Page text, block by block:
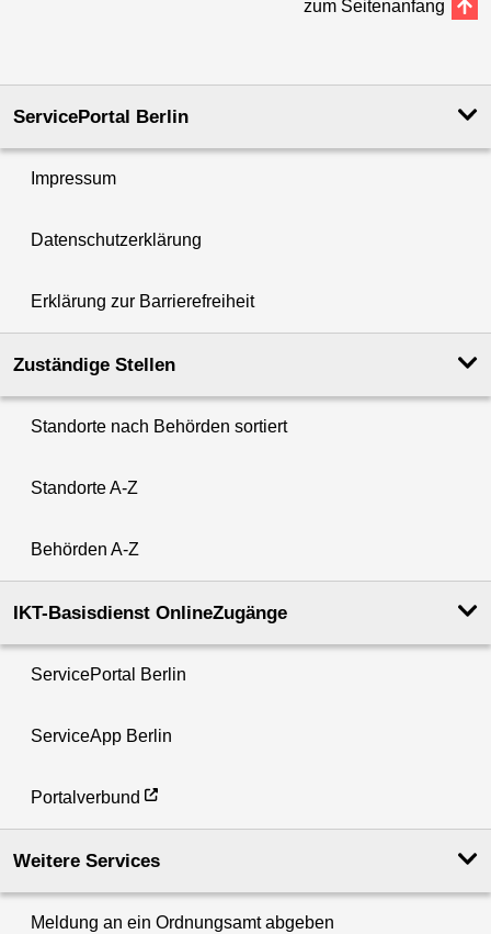
zum Seitenanfang
ServicePortal Berlin
Impressum
Datenschutzerklärung
Erklärung zur Barrierefreiheit
Zuständige Stellen
Standorte nach Behörden sortiert
Standorte A-Z
Behörden A-Z
IKT-Basisdienst OnlineZugänge
ServicePortal Berlin
ServiceApp Berlin
Portalverbund
Weitere Services
Meldung an ein Ordnungsamt abgeben